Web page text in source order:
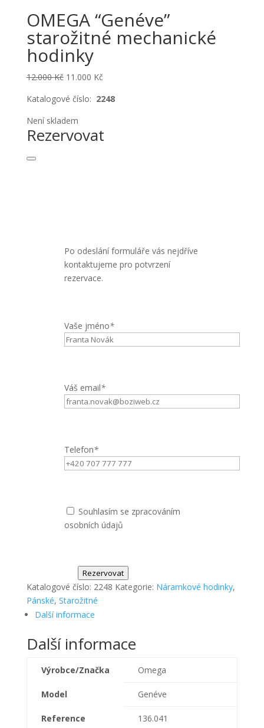
OMEGA “Genéve”
starožitné mechanické
hodinky
12.000Kč Original
was:
12.000 Kč.
11.000 KčCurrent
is:
Katalogové číslo: 2248
Není skladem
Rezervovat
Po odeslání formuláře vás nejdříve
kontaktujeme pro potvrzení
rezervace.
Vaše jméno*
Váš email*
Telefon*
Souhlasím se zpracováním
osobních údajů
Rezervovat
Katalogové číslo: 2248 Kategorie: Náramkové hodinky,
Pánské, Starožitné
Další informace
Další informace
Výrobce/Značka Omega
Model Genéve
Reference 136.041